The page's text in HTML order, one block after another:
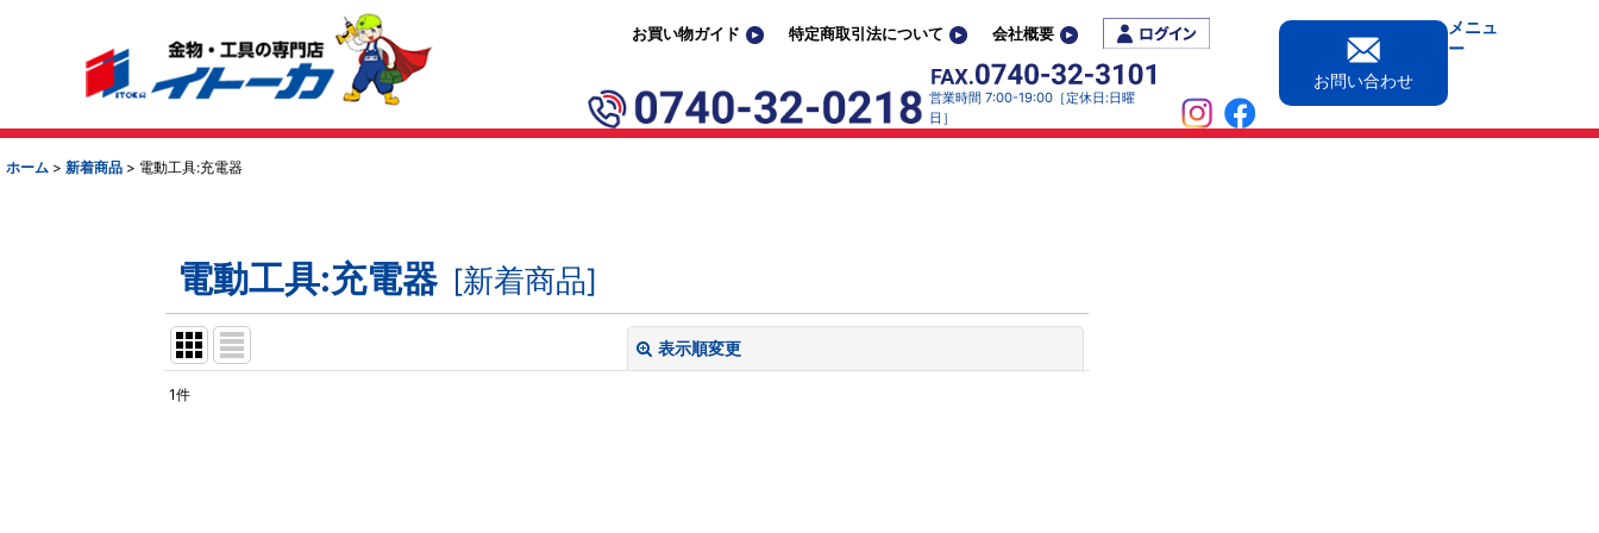
お買い物ガイド 特定商取引法について 会社概要
営業時間 7:00-19:00［定休日:日曜
日］
お問い合わせ
メニュ
ー
ホーム > 新着商品 > 電動工具:充電器
電動工具:充電器 [新着商品]
表示順変更
1件